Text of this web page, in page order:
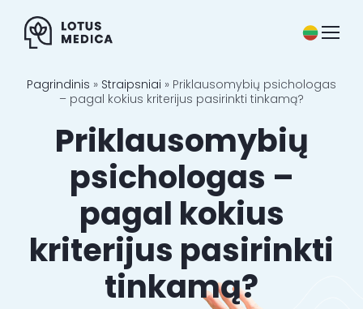
content
Specialistai
Paslaugos
Straipsniai
Pagrindinis » Straipsniai » Priklausomybių psichologas
– pagal kokius kriterijus pasirinkti tinkamą?
Priklausomybių
psichologas –
pagal kokius
kriterijus pasirinkti
tinkamą?